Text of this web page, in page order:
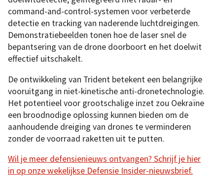
command-and-control-systemen voor verbeterde
detectie en tracking van naderende luchtdreigingen.
Demonstratiebeelden tonen hoe de laser snel de
bepantsering van de drone doorboort en het doelwit
effectief uitschakelt.
De ontwikkeling van Trident betekent een belangrijke
vooruitgang in niet-kinetische anti-dronetechnologie.
Het potentieel voor grootschalige inzet zou Oekraïne
een broodnodige oplossing kunnen bieden om de
aanhoudende dreiging van drones te verminderen
zonder de voorraad raketten uit te putten.
Wil je meer defensienieuws ontvangen? Schrijf je hier
in op onze wekelijkse Defensie Insider-nieuwsbrief.